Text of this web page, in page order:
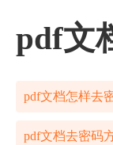
pdf文
pdf文档怎样去
pdf文档去密码